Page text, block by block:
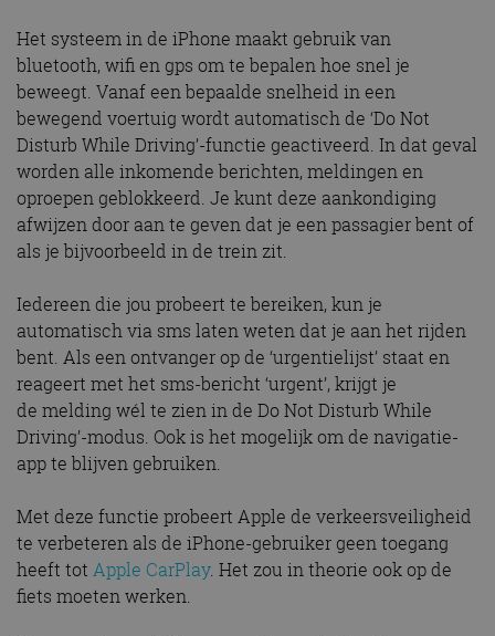
Het systeem in de iPhone maakt gebruik van
bluetooth, wifi en gps om te bepalen hoe snel je
beweegt. Vanaf een bepaalde snelheid in een
bewegend voertuig wordt automatisch de ‘Do Not
Disturb While Driving’-functie geactiveerd. In dat geval
worden alle inkomende berichten, meldingen en
oproepen geblokkeerd. Je kunt deze aankondiging
afwijzen door aan te geven dat je een passagier bent of
als je bijvoorbeeld in de trein zit.
Iedereen die jou probeert te bereiken, kun je
automatisch via sms laten weten dat je aan het rijden
bent. Als een ontvanger op de ‘urgentielijst’ staat en
reageert met het sms-bericht ‘urgent’, krijgt je
de melding wél te zien in de Do Not Disturb While
Driving’-modus. Ook is het mogelijk om de navigatie-
app te blijven gebruiken.
Met deze functie probeert Apple de verkeersveiligheid
te verbeteren als de iPhone-gebruiker geen toegang
heeft tot Apple CarPlay. Het zou in theorie ook op de
fiets moeten werken.